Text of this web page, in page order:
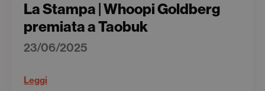
La Stampa | Whoopi Goldberg
premiata a Taobuk
23/06/2025
Leggi